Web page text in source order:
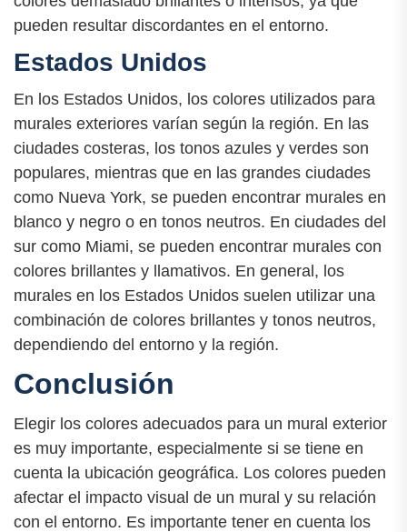
pueden resultar discordantes en el entorno.
Estados Unidos
En los Estados Unidos, los colores utilizados para
murales exteriores varían según la región. En las
ciudades costeras, los tonos azules y verdes son
populares, mientras que en las grandes ciudades
como Nueva York, se pueden encontrar murales en
blanco y negro o en tonos neutros. En ciudades del
sur como Miami, se pueden encontrar murales con
colores brillantes y llamativos. En general, los
murales en los Estados Unidos suelen utilizar una
combinación de colores brillantes y tonos neutros,
dependiendo del entorno y la región.
Conclusión
Elegir los colores adecuados para un mural exterior
es muy importante, especialmente si se tiene en
cuenta la ubicación geográfica. Los colores pueden
afectar el impacto visual de un mural y su relación
con el entorno. Es importante tener en cuenta los